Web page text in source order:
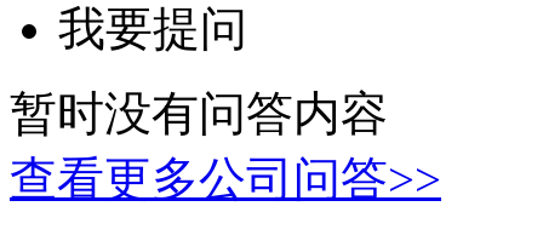
我要提问
暂时没有问答内容
查看更多公司问答>>